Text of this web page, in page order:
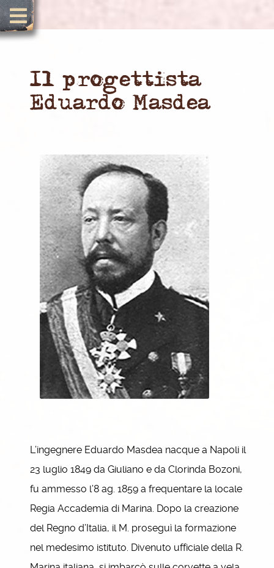
Il progettista
Eduardo Masdea
L’ingegnere Eduardo Masdea nacque a Napoli il
23 luglio 1849 da Giuliano e da Clorinda Bozoni,
fu ammesso l’8 ag. 1859 a frequentare la locale
Regia Accademia di Marina. Dopo la creazione
del Regno d’Italia, il M. proseguì la formazione
nel medesimo istituto. Divenuto ufficiale della R.